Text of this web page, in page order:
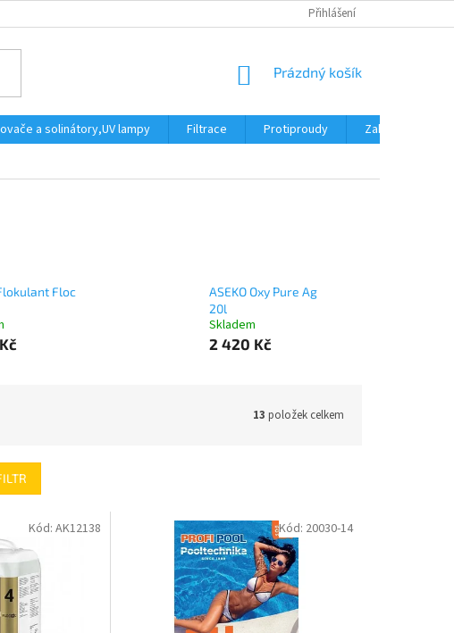
Přihlášení
NÁKUPNÍ
Prázdný košík
a solinátory,UV lampy Filtrace Protiproudy
Zakrytí bazénu
Floc
ASEKO Oxy Pure Ag
20l
Skladem
2 420 Kč
13 položek celkem
Kód: AK12138 Kód: 20030-14